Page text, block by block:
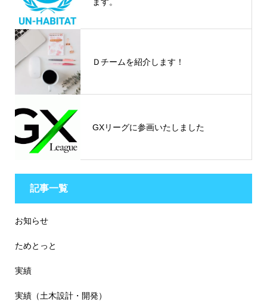
Ｄチームを紹介します！
GXリーグに参画いたしました
記事一覧
お知らせ
ためとっと
実績
実績（土木設計・開発）